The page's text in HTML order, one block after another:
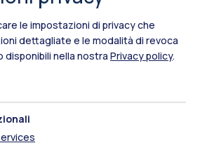
le impostazioni di privacy che
dettagliate e le modalità di revoca
nella nostra Privacy policy.